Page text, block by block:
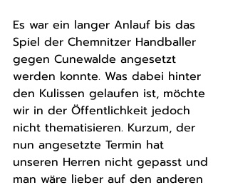
Es war ein langer Anlauf bis das
Spiel der Chemnitzer Handballer
gegen Cunewalde angesetzt
werden konnte. Was dabei hinter
den Kulissen gelaufen ist, möchte
wir in der Öffentlichkeit jedoch
nicht thematisieren. Kurzum, der
nun angesetzte Termin hat
unseren Herren nicht gepasst und
man wäre lieber auf den anderen